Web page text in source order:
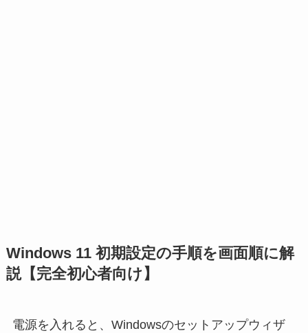
Windows 11 初期設定の手順を画面順に解
説【完全初心者向け】
電源を入れると、Windowsのセットアップウィザ